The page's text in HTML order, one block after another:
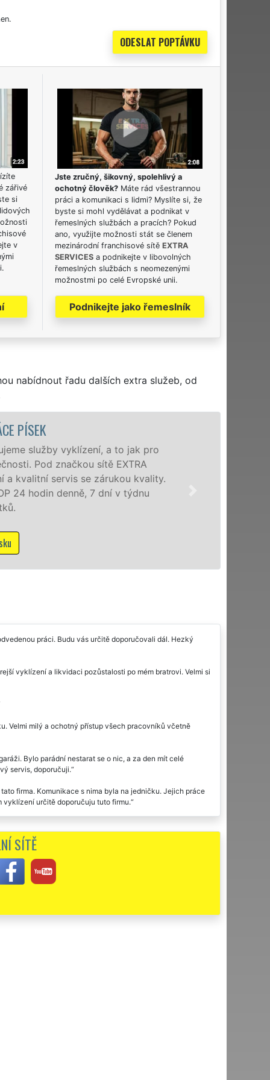
zářivé
si
v
Jste zručný, šikovný, spolehlivý a
ochotný člověk? Máte rád všestrannou
práci a komunikaci s lidmi? Myslíte si, že
byste si mohl vydělávat a podnikat v
řemeslných službách a pracích? Pokud
ano, využijte možnosti stát se členem
mezinárodní franchisové sítě EXTRA
SERVICES a podnikejte v libovolných
řemeslných službách s neomezenými
možnostmi po celé Evropské unii.
Podnikejte jako řemeslník
nabídnout řadu dalších extra služeb, od
práci. Budu vás určitě doporučovali dál. Hezký
vyklízení a likvidaci pozůstalosti po mém bratrovi. Velmi si
Velmi milý a ochotný přístup všech pracovníků včetně
Bylo parádní nestarat se o nic, a za den mít celé
servis, doporučuji.
firma. Komunikace s nima byla na jedničku. Jejich práce
vyklízení určitě doporučuju tuto firmu.
👍
SÍTĚ